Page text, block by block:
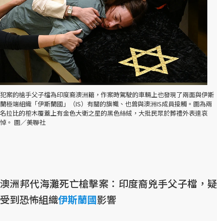
犯案的槍手父子檔為印度裔澳洲籍，作案時駕駛的車輛上也發現了兩面與伊斯
蘭極端組織「伊斯蘭國」（IS）有關的旗幟、也曾與澳洲IS成員接觸。圖為兩
名拉比的棺木覆蓋上有金色大衛之星的黑色絲絨，大批民眾於葬禮外表達哀
悼。 圖／美聯社
澳洲邦代海灘死亡槍擊案：印度裔兇手父子檔，疑
受到恐怖組織伊斯蘭國影響